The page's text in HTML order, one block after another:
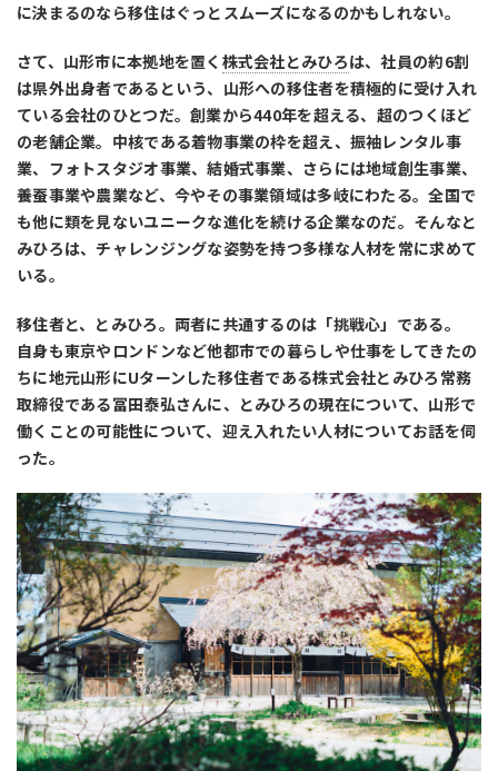
に決まるのなら移住はぐっとスムーズになるのかもしれない。
さて、山形市に本拠地を置く 株式会社とみひろは、社員の約6割
は県外出身者であるという、山形への移住者を積極的に受け入れ
ている会社のひとつだ。創業から440年を超える、超のつくほど
の老舗企業。中核である着物事業の枠を超え、振袖レンタル事
業、フォトスタジオ事業、結婚式事業、さらには地域創生事業、
養蚕事業や農業など、今やその事業領域は多岐にわたる。全国で
も他に類を見ないユニークな進化を続ける企業なのだ。そんなと
みひろは、チャレンジングな姿勢を持つ多様な人材を常に求めて
いる。
移住者と、とみひろ。両者に共通するのは「挑戦心」である。
自身も東京やロンドンなど他都市での暮らしや仕事をしてきたの
ちに地元山形にUターンした移住者である株式会社とみひろ常務
取締役である冨田泰弘さんに、とみひろの現在について、山形で
働くことの可能性について、迎え入れたい人材についてお話を伺
った。